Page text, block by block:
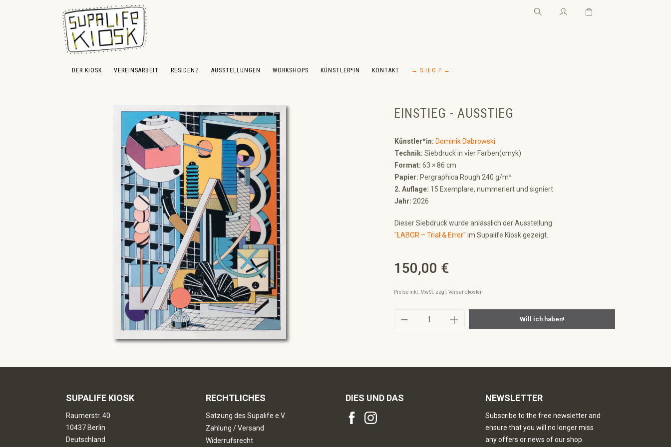
Hauptinhalt springen
Zur Suche springen
Zur Hauptnavigation springen Warenkorb enthält 0
DER KIOSK VEREINSARBEIT RESIDENZ AUSSTELLUNGEN WORKSHOPS KÜNSTLER*IN KONTAKT → S H O P ←
EINSTIEG - AUSSTIEG
Künstler*in: Dominik Dabrowski
Technik: Siebdruck in vier Farben(cmyk)
Format: 63 × 86 cm
Papier: Pergraphica Rough 240 g/m²
2. Auflage: 15 Exemplare, nummeriert und signiert
Jahr: 2026
Dieser Siebdruck wurde anlässlich der Ausstellung
"LABOR – Trial & Error" im Supalife Kiosk gezeigt.
Regulärer Preis:
150,00 €
Preise inkl. MwSt. zzgl. Versandkosten
Produkt Anzahl: Gib den gewünschten Wert ein
Will ich haben!
SUPALIFE KIOSK
Raumerstr. 40
10437 Berlin
Deutschland
RECHTLICHES
Satzung des Supalife e.V.
Zahlung / Versand
Widerrufsrecht
DIES UND DAS NEWSLETTER
Subscribe to the free newsletter and
ensure that you will no longer miss
any offers or news of our shop.